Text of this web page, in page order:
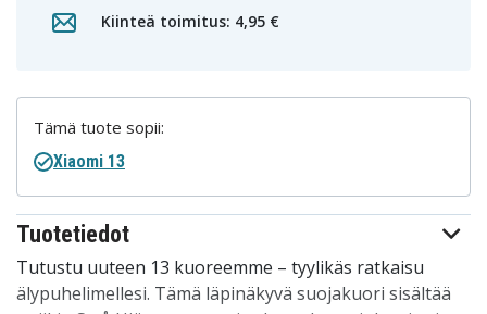
Kiinteä toimitus: 4,95 €
Tuotetiedot
Tutustu uuteen 13 kuoreemme – tyylikäs ratkaisu
älypuhelimellesi. Tämä läpinäkyvä suojakuori sisältää
Tämä tuote sopii:
Xiaomi 13